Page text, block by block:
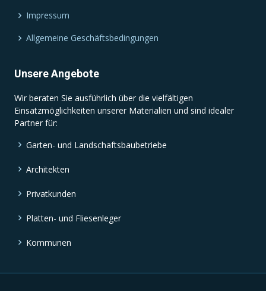
Impressum
Allgemeine Geschäftsbedingungen
Unsere Angebote
Wir beraten Sie ausführlich über die vielfältigen
Einsatzmöglichkeiten unserer Materialien und sind idealer
Partner für:
Garten- und Landschaftsbaubetriebe
Architekten
Privatkunden
Platten- und Fliesenleger
Kommunen